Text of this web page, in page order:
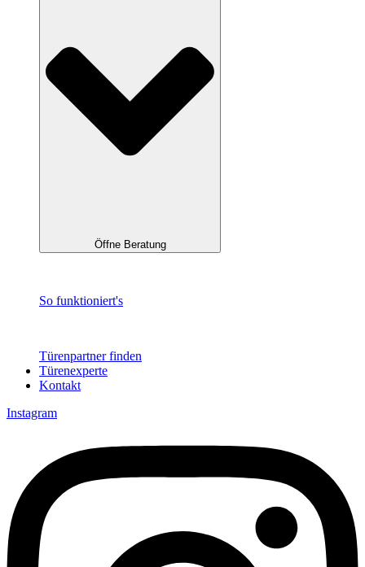
Öffne Beratung
So funktioniert's
Türenpartner finden
Türenexperte
Kontakt
Instagram